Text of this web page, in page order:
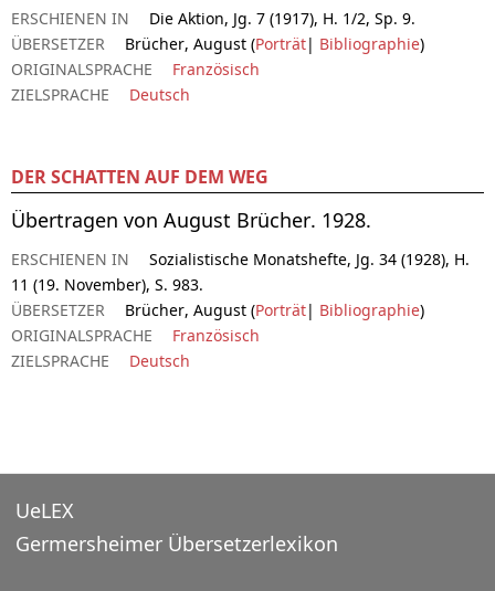
ERSCHIENEN IN
Die Aktion, Jg. 7 (1917), H. 1/2, Sp. 9.
ÜBERSETZER
Brücher, August (Porträt| Bibliographie)
ORIGINALSPRACHE
Französisch
ZIELSPRACHE
Deutsch
DER SCHATTEN AUF DEM WEG
Übertragen von August Brücher. 1928.
ERSCHIENEN IN
Sozialistische Monatshefte, Jg. 34 (1928), H.
11 (19. November), S. 983.
ÜBERSETZER
Brücher, August (Porträt| Bibliographie)
ORIGINALSPRACHE
Französisch
ZIELSPRACHE
Deutsch
UeLEX
Germersheimer Übersetzerlexikon